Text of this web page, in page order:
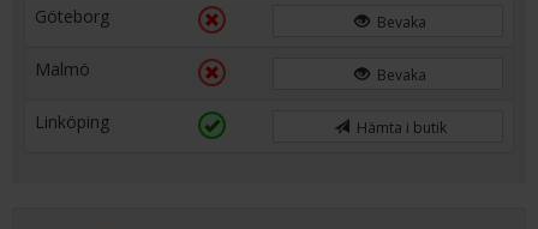
Göteborg Bevaka
Malmö Bevaka
Linköping Hämta i butik